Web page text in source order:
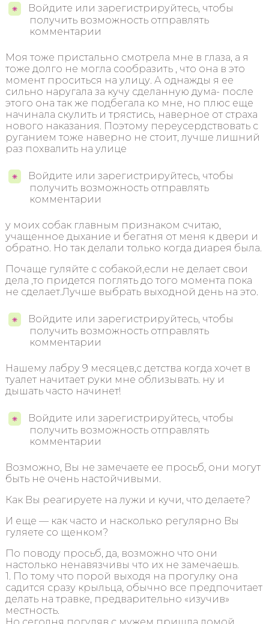
Войдите или зарегистрируйтесь, чтобы
получить возможность отправлять
комментарии
Моя тоже пристально смотрела мне в глаза, а я
тоже долго не могла сообразить , что она в это
момент проситься на улицу. А однажды я ее
сильно наругала за кучу сделанную дума- после
этого она так же подбегала ко мне, но плюс еще
начинала скулить и трястись, наверное от страха
нового наказания. Поэтому переусердствовать с
руганием тоже наверно не стоит, лучше лишний
раз похвалить на улице
Войдите или зарегистрируйтесь, чтобы
получить возможность отправлять
комментарии
у моих собак главным признаком считаю,
учащенное дыхание и бегатня от меня к двери и
обратно. Но так делали только когда диарея была.
Почаще гуляйте с собакой,если не делает свои
дела ,то придется поглять до того момента пока
не сделает.Лучше выбрать выходной день на это.
Войдите или зарегистрируйтесь, чтобы
получить возможность отправлять
комментарии
Нашему лабру 9 месяцев,с детства когда хочет в
туалет начитает руки мне облизывать. ну и
дышать часто начинет!
Войдите или зарегистрируйтесь, чтобы
получить возможность отправлять
комментарии
Возможно, Вы не замечаете ее просьб, они могут
быть не очень настойчивыми.
Как Вы реагируете на лужи и кучи, что делаете?
И еще — как часто и насколько регулярно Вы
гуляете со щенком?
По поводу просьб, да, возможно что они
настолько ненавязчивы что их не замечаешь.
1. По тому что порой выходя на прогулку она
садится сразу крыльца, обычно все предпочитает
делать на травке, предварительно «изучив»
местность.